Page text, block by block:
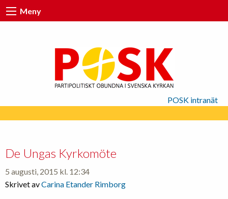
Meny
POSK intranät
De Ungas Kyrkomöte
5 augusti, 2015 kl. 12:34
Skrivet avCarina Etander Rimborg